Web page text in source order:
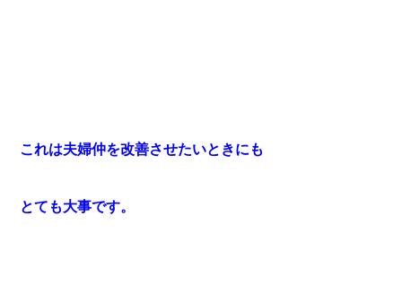
これは夫婦仲を改善させたいときにも
とても大事です。